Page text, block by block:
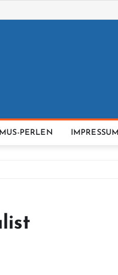
PERLEN IMPRESSUM